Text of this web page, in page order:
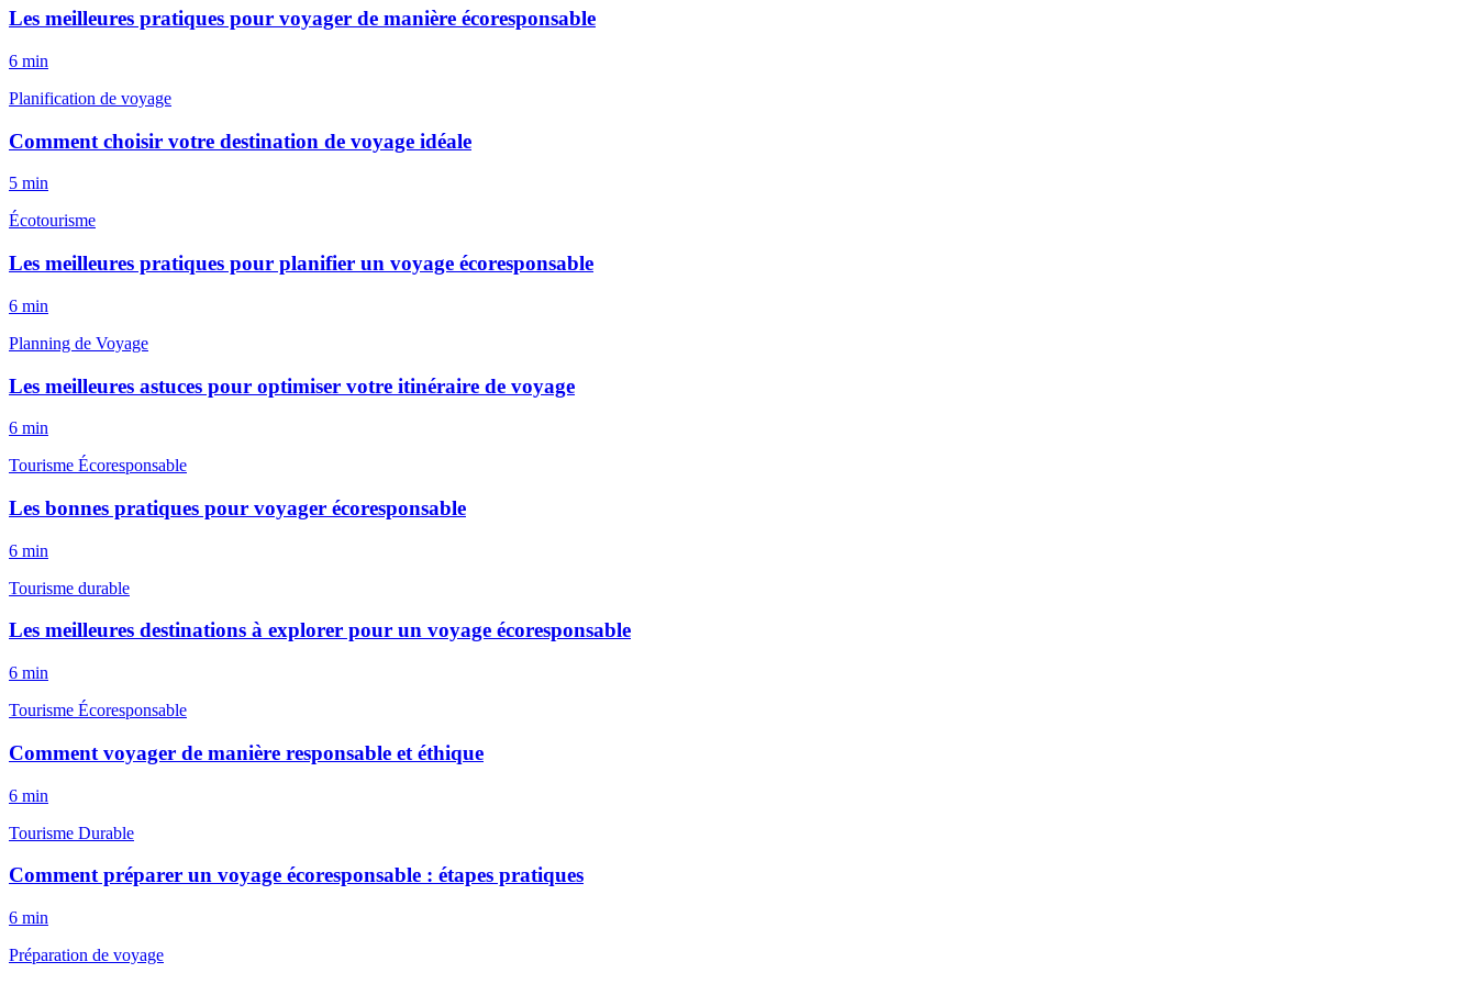
Les meilleures pratiques pour voyager de manière écoresponsable
6 min
Planification de voyage
Comment choisir votre destination de voyage idéale
5 min
Écotourisme
Les meilleures pratiques pour planifier un voyage écoresponsable
6 min
Planning de Voyage
Les meilleures astuces pour optimiser votre itinéraire de voyage
6 min
Tourisme Écoresponsable
Les bonnes pratiques pour voyager écoresponsable
6 min
Tourisme durable
Les meilleures destinations à explorer pour un voyage écoresponsable
6 min
Tourisme Écoresponsable
Comment voyager de manière responsable et éthique
6 min
Tourisme Durable
Comment préparer un voyage écoresponsable : étapes pratiques
6 min
Préparation de voyage